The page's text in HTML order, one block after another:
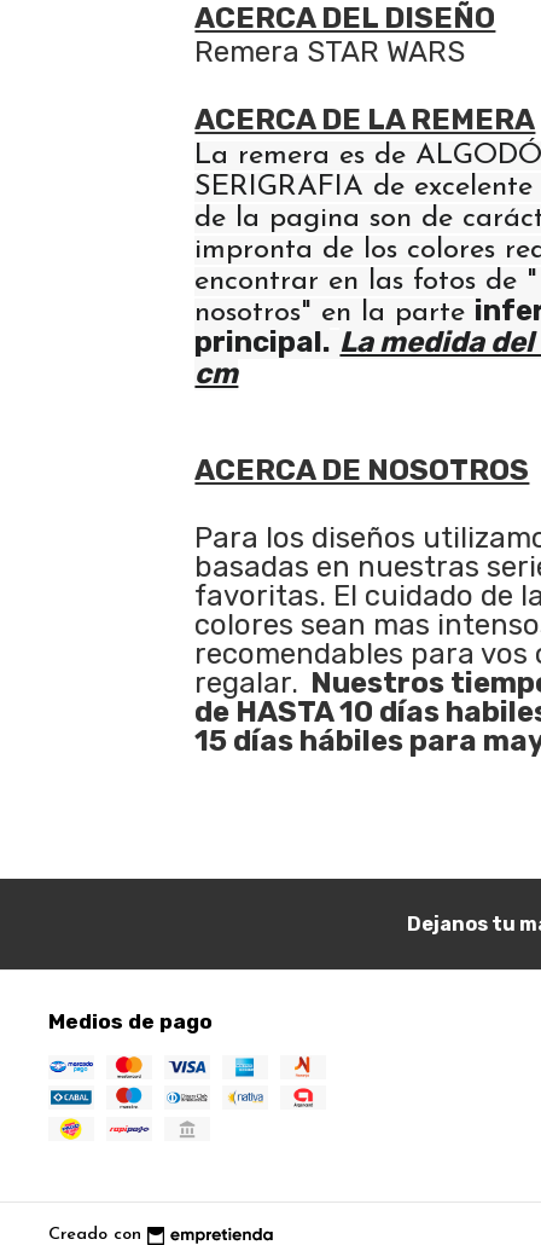
ACERCA DEL DISEÑO
Remera STAR WARS
ACERCA DE LA REMERA
La remera es de
SERIGRAFIA de
de la pagina son de
impronta de los colores
encontrar en las fotos de
nosotros" en la parte
principal. La medida
cm
ACERCA DE NOSOTROS
Para los diseños
basadas en nuestras
favoritas. El cuidado de
colores sean mas
recomendables para vos
regalar. Nuestros
de HASTA 10 días
15 días hábiles para
Dejanos tu
Medios de pago
Creado con